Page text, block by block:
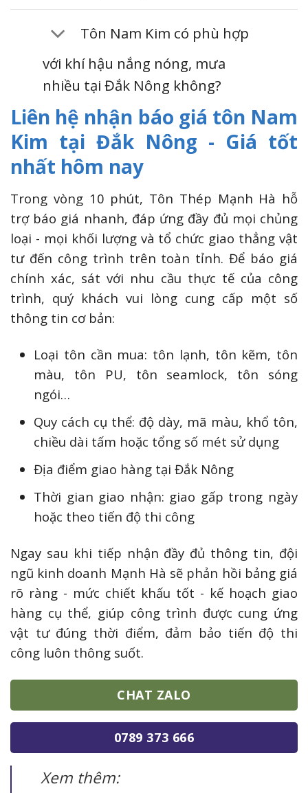
Tôn Nam Kim có phù hợp
với khí hậu nắng nóng, mưa
nhiều tại Đắk Nông không?
Liên hệ nhận báo giá tôn Nam
Kim tại Đắk Nông - Giá tốt
nhất hôm nay
Trong vòng 10 phút, Tôn Thép Mạnh Hà hỗ
trợ báo giá nhanh, đáp ứng đầy đủ mọi chủng
loại - mọi khối lượng và tổ chức giao thẳng vật
tư đến công trình trên toàn tỉnh. Để báo giá
chính xác, sát với nhu cầu thực tế của công
trình, quý khách vui lòng cung cấp một số
thông tin cơ bản:
Loại tôn cần mua: tôn lạnh, tôn kẽm, tôn
màu, tôn PU, tôn seamlock, tôn sóng
ngói…
Quy cách cụ thể: độ dày, mã màu, khổ tôn,
chiều dài tấm hoặc tổng số mét sử dụng
Địa điểm giao hàng tại Đắk Nông
Thời gian giao nhận: giao gấp trong ngày
hoặc theo tiến độ thi công
Ngay sau khi tiếp nhận đầy đủ thông tin, đội
ngũ kinh doanh Mạnh Hà sẽ phản hồi bảng giá
rõ ràng - mức chiết khấu tốt - kế hoạch giao
hàng cụ thể, giúp công trình được cung ứng
vật tư đúng thời điểm, đảm bảo tiến độ thi
công luôn thông suốt.
CHAT ZALO
0789 373 666
Xem thêm: